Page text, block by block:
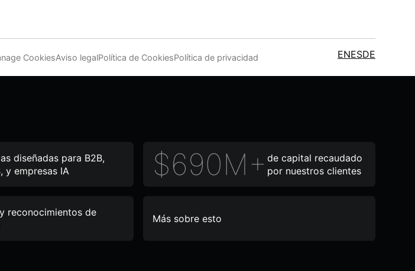
CookiesAviso legalPolítica de CookiesPolítica de privacidad ENESDE
diseñadas para B2B,
y empresas IA
$690M+de capital recaudado
por nuestros clientes
reconocimientos de
Más sobre esto